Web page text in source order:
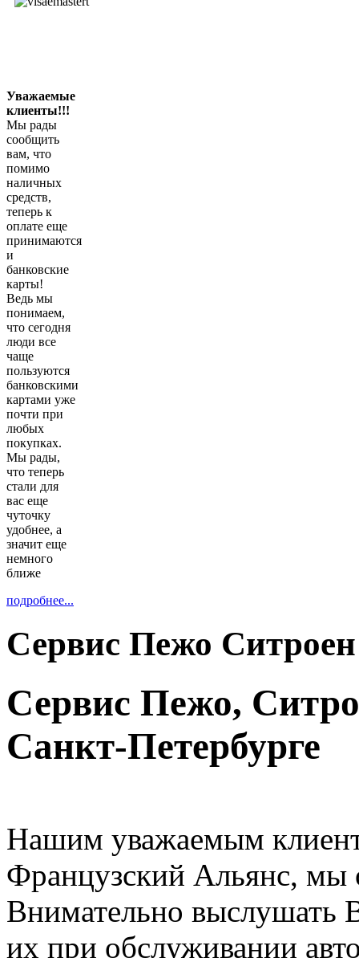
Уважаемые
клиенты!!!
Мы рады
сообщить
вам, что
помимо
наличных
средств,
теперь к
оплате еще
принимаются
и
банковские
карты!
Ведь мы
понимаем,
что сегодня
люди все
чаще
пользуются
банковскими
картами уже
почти при
любых
покупках.
Мы рады,
что теперь
стали для
вас еще
чуточку
удобнее, а
значит еще
немного
ближе
подробнее...
Сервис Пежо
Сервис Пежо,
Санкт-Петербурге
Нашим уважаемым
Французский Альянс, мы
Внимательно выслушать
их при обслуживании